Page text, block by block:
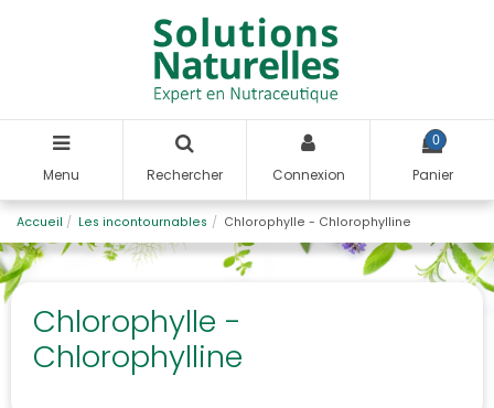
Menu Rechercher Connexion
0
Panier
Accueil Les incontournables Chlorophylle - Chlorophylline
Chlorophylle -
Chlorophylline